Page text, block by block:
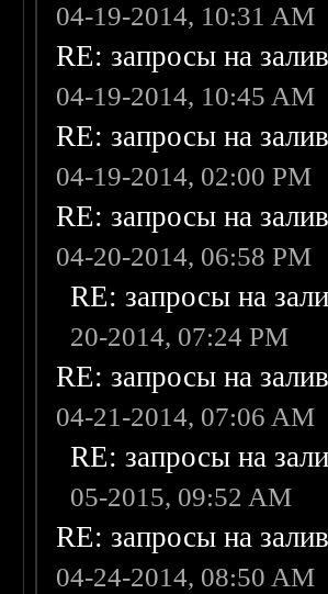
04-19-2014, 10:31 AM
RE: запросы на
04-19-2014, 10:45 AM
RE: запросы на
04-19-2014, 02:00 PM
RE: запросы на
04-20-2014, 06:58 PM
RE: запросы на
20-2014, 07:24 PM
RE: запросы на
04-21-2014, 07:06 AM
RE: запросы на
05-2015, 09:52 AM
RE: запросы на
04-24-2014, 08:50 AM